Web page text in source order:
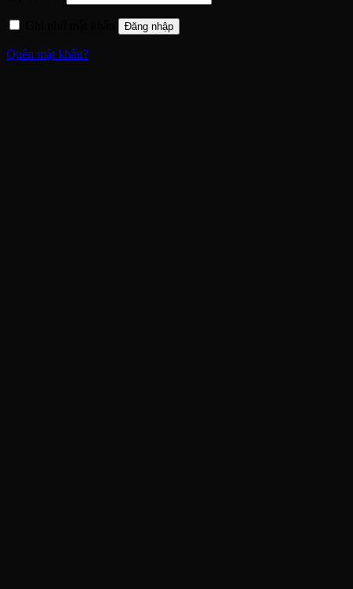
buộc
Đăng nhập
Quên mật khẩu?